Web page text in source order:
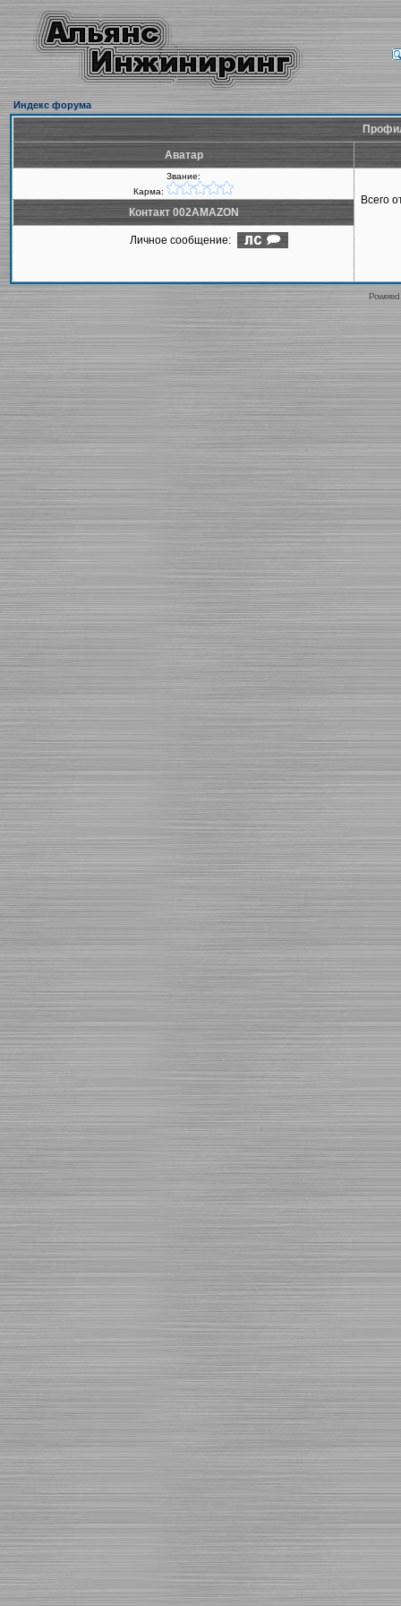
Индекс форума
Аватар
Звание:
Карма:
Всего
Контакт 002AMAZON
Личное сообщение: